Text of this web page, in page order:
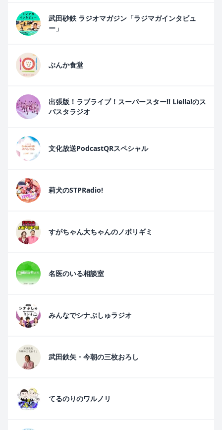
武田砂鉄 ラジオマガジン「ラジマガインタビュ
ー」
ぶんか食堂
出張版！ラブライブ！スーパースター!! Liella!のス
パスタラジオ
文化放送PodcastQRスペシャル
莉犬のSTPRadio!
すがちゃん大ちゃんのノボリギミ
名医のいる相談室
みんなでシナぷしゅラジオ
武田鉄矢・今朝の三枚おろし
てるのりのワルノリ